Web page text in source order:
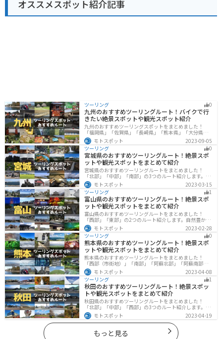
す。 道の駅 どうしは、自然を満喫したい人や、ツーリン
グの休憩に最適な場所です。
オススメスポット紹介記事
ツーリング 0
九州のおすすめツーリングルート！バイクで行
きたい絶景スポットや観光スポット紹介
九州のおすすめツーリングスポットをまとめました！
「福岡県」「佐賀県」「長崎県」「熊本県」「大分県」
「宮崎都」「鹿児島県」の各県の観光地紹介します。自
然豊かな山々や湖、温泉地が点在し、四季折々の景色を
楽しめるスポットが多数あります。バイクで九州にツー
リングに行く際は参考にしてください。
モトスポット
2023-09-05
ツーリング
0
宮城県のおすすめツーリングルート！絶景スポ
ットや観光スポットをまとめて紹介
宮城県のおすすめツーリングルートをまとめました！
「北部」「中部」「南部」の3つのルート紹介します。キ
ツネ村や広大な山や滝、湖などを歴史や自然を満喫する
ツーリングができます。バイクで宮城県にツーリングに
行く際は参考にしてください。
モトスポット
2023-03-15
ツーリング
1
富山県のおすすめツーリングルート！絶景スポ
ットや観光スポットをまとめて紹介
富山県のおすすめツーリングルートをまとめました！
「西部」「東部」の2つのルート紹介します。自然豊かな
山と海、温泉が充実しており、美術館などもあるので、
自然を満喫するツーリングができます。バイクで富山県
にツーリングに行く際は参考にしてください。
モトスポット
2023-02-28
ツーリング
0
熊本県のおすすめツーリングルート！絶景スポ
ットや観光スポットをまとめて紹介
熊本県のおすすめツーリングルートをまとめました！
「西部（市街地）」「南部」「阿蘇北部」「阿蘇南部」
の4つのルート紹介します。阿蘇山や天草諸島をはじめと
した豊かな自然や、熊本城や水前寺成趣園など歴史ある
観光スポットが多数あり、様々な楽しみ方ができます。
バイクで熊本県にツーリングに行く際は参考にしてくだ
さい。
モトスポット
2023-04-08
ツーリング
1
秋田のおすすめツーリングルート！絶景スポッ
トや観光スポットをまとめて紹介
秋田県のおすすめツーリングルートをまとめました！
「北部」「中部」「西部」の3つのルート紹介します。自
然豊かな山々や湖、温泉地が点在し、四季折々の景色を
楽しめるスポットが多数あります。バイクで秋田県にツ
ーリングに行く際は参考にしてください。
モトスポット 2023-04-19
もっと見る